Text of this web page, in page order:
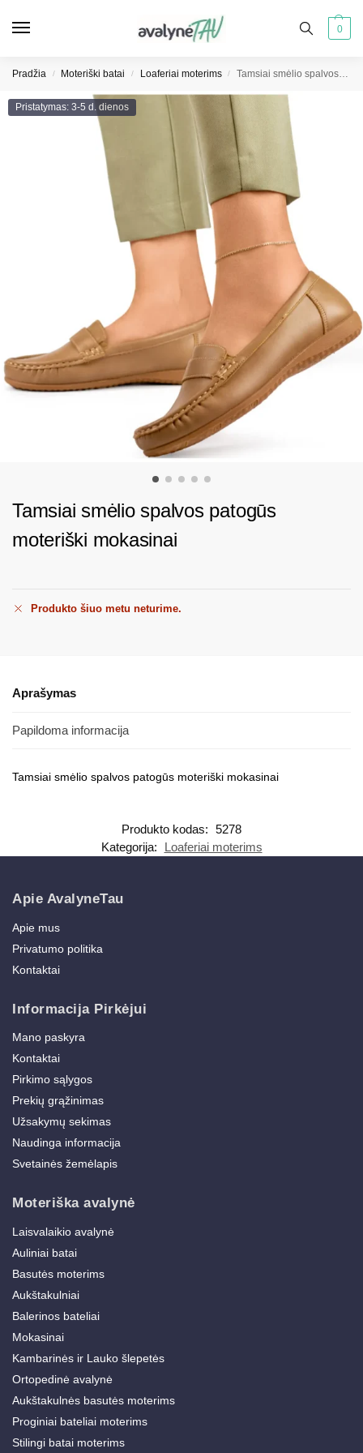
0
Pradžia / Moteriški batai / Loaferiai moterims / Tamsiai smėlio spalvos patogūs moteriški mokasinai
Pristatymas: 3-5 d. dienos
Tamsiai smėlio spalvos patogūs
moteriški mokasinai
Produkto šiuo metu neturime.
Aprašymas
Papildoma informacija
Tamsiai smėlio spalvos patogūs moteriški mokasinai
Produkto kodas: 5278
Kategorija:
Loaferiai moterims
Apie AvalyneTau
Apie mus
Privatumo politika
Kontaktai
Informacija Pirkėjui
Mano paskyra
Kontaktai
Pirkimo sąlygos
Prekių grąžinimas
Užsakymų sekimas
Naudinga informacija
Svetainės žemėlapis
Moteriška avalynė
Laisvalaikio avalynė
Auliniai batai
Basutės moterims
Aukštakulniai
Balerinos bateliai
Mokasinai
Kambarinės ir Lauko šlepetės
Ortopedinė avalynė
Aukštakulnės basutės moterims
Proginiai bateliai moterims
Stilingi batai moterims